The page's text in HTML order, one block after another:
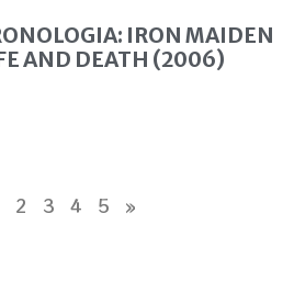
IRON MAIDEN
AND DEATH (2006)
2 3 4 5 »